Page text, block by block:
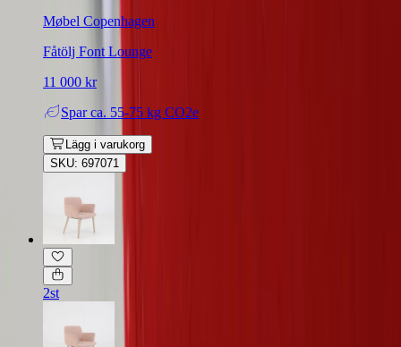
Møbel Copenhagen
Fåtölj Font Lounge
11 000 kr
Spar ca. 55-75 kg CO2e
Lägg i varukorg
SKU: 697071
2st